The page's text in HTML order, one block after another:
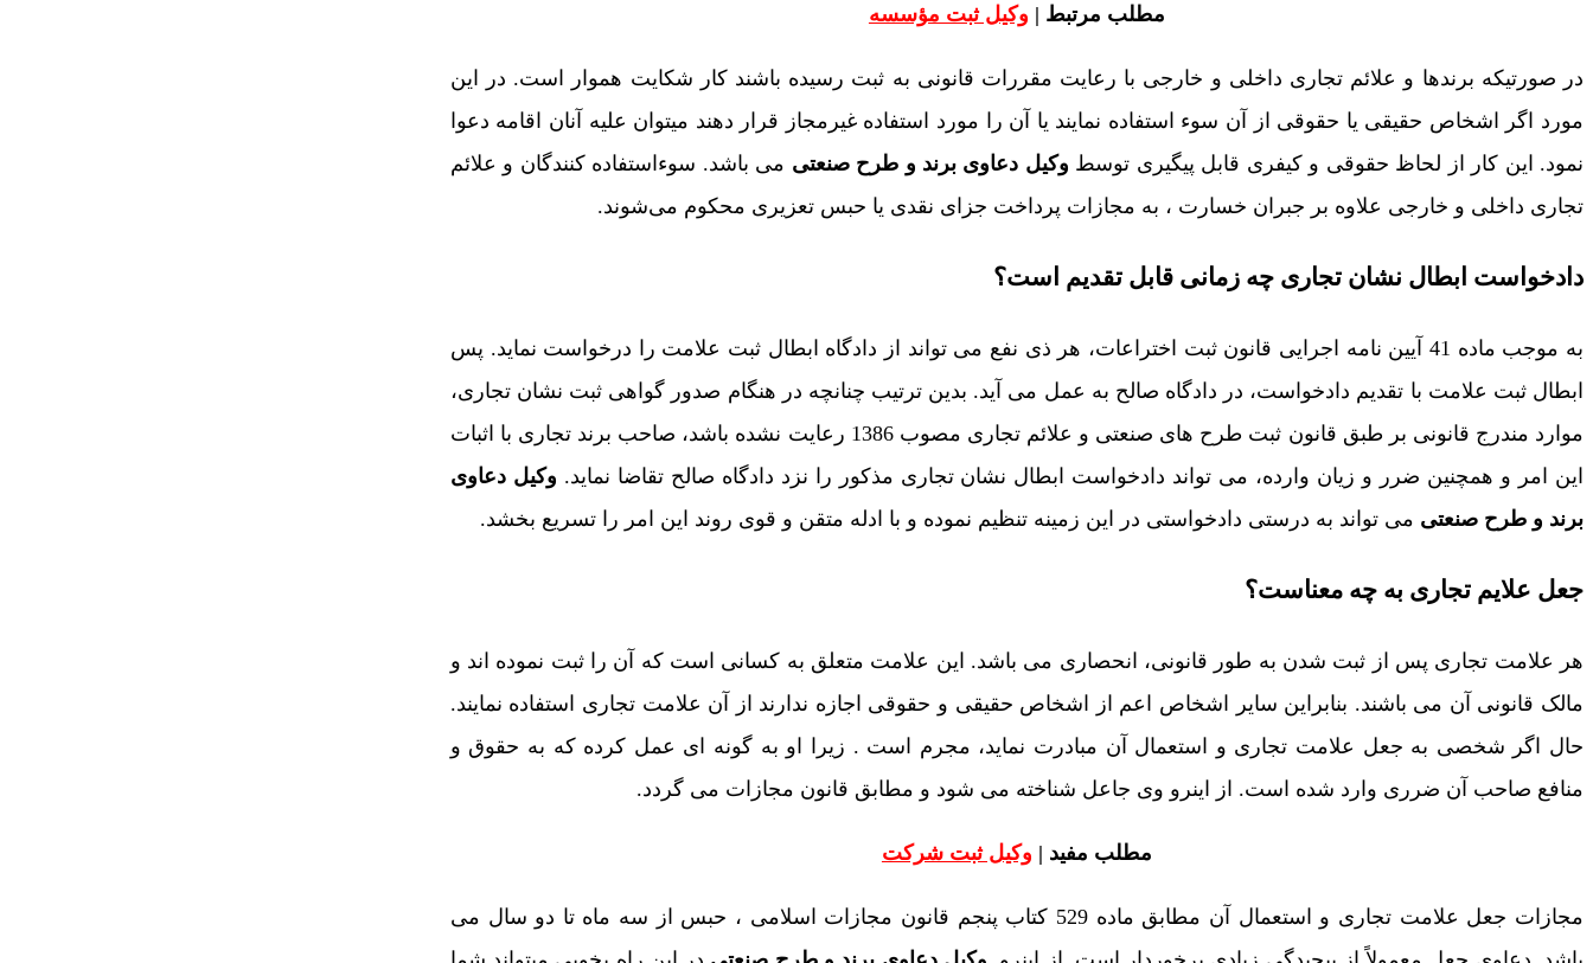
مطلب مرتبط | وکیل ثبت مؤسسه
در صورتیکه برندها و علائم تجاری داخلی و خارجی با رعایت مقررات قانونی به ثبت رسیده باشند کار شکایت هموار است. در این
مورد اگر اشخاص حقیقی یا حقوقی از آن سوء استفاده نمایند یا آن را مورد استفاده غیرمجاز قرار دهند میتوان علیه آنان اقامه دعوا
نمود. این کار از لحاظ حقوقی و کیفری قابل پیگیری توسط وکیل دعاوی برند و طرح صنعتی می باشد. سوءاستفاده کنندگان و علائم
تجاری داخلی و خارجی علاوه بر جبران خسارت ، به مجازات پرداخت جزای نقدی یا حبس تعزیری محکوم می‌شوند.
دادخواست ابطال نشان تجاری چه زمانی قابل تقدیم است؟
به موجب ماده 41 آیین نامه اجرایی قانون ثبت اختراعات، هر ذی نفع می تواند از دادگاه ابطال ثبت علامت را درخواست نماید. پس
ابطال ثبت علامت با تقدیم دادخواست، در دادگاه صالح به عمل می آید. بدین ترتیب چنانچه در هنگام صدور گواهی ثبت نشان تجاری،
موارد مندرج قانونی بر طبق قانون ثبت طرح های صنعتی و علائم تجاری مصوب 1386 رعایت نشده باشد، صاحب برند تجاری با اثبات
این امر و همچنین ضرر و زیان وارده، می تواند دادخواست ابطال نشان تجاری مذکور را نزد دادگاه صالح تقاضا نماید. وکیل دعاوی
برند و طرح صنعتی می تواند به درستی دادخواستی در این زمینه تنظیم نموده و با ادله متقن و قوی روند این امر را تسریع بخشد.
جعل علایم تجاری به چه معناست؟
هر علامت تجاری پس از ثبت شدن به طور قانونی، انحصاری می باشد. این علامت متعلق به کسانی است که آن را ثبت نموده اند و
مالک قانونی آن می باشند. بنابراین سایر اشخاص اعم از اشخاص حقیقی و حقوقی اجازه ندارند از آن علامت تجاری استفاده نمایند.
حال اگر شخصی به جعل علامت تجاری و استعمال آن مبادرت نماید، مجرم است . زیرا او به گونه ای عمل کرده که به حقوق و
منافع صاحب آن ضرری وارد شده است. از اینرو وی جاعل شناخته می شود و مطابق قانون مجازات می گردد.
مطلب مفید | وکیل ثبت شرکت
مجازات جعل علامت تجاری و استعمال آن مطابق ماده 529 کتاب پنجم قانون مجازات اسلامی ، حبس از سه ماه تا دو سال می